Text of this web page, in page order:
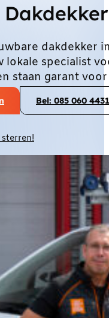
dakdekker
lokale specialist
staan garant
Bel: 085 060 4431
sterren!